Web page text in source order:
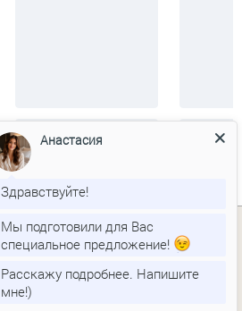
Анастасия
Здравствуйте!
Мы подготовили для Вас
специальное предложение!
Расскажу подробнее. Напишите
мне!)